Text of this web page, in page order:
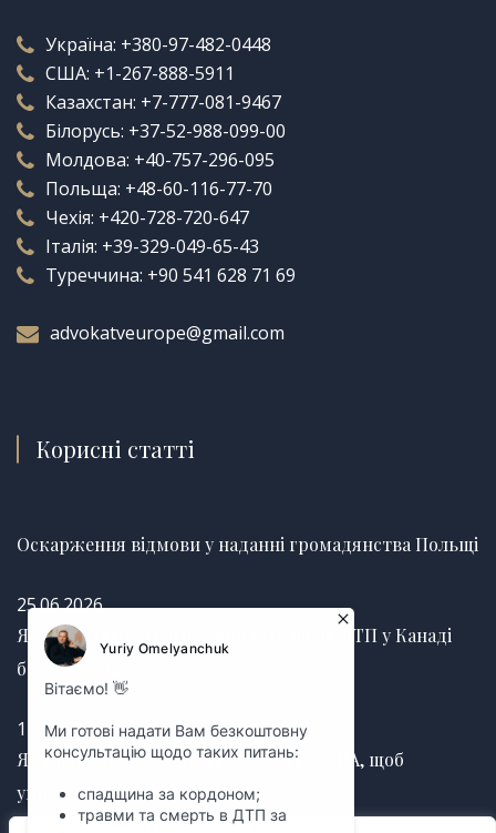
Україна: +380-97-482-0448
США: +1-267-888-5911
Казахстан: +7-777-081-9467
Білорусь: +37-52-988-099-00
Молдова: +40-757-296-095
Польща: +48-60-116-77-70
Чехія: +420-728-720-647
Італія: +39-329-049-65-43
Туреччина: +90 541 628 71 69
advokatveurope@gmail.com
Корисні статті
Оскарження відмови у наданні громадянства Польщі
25.06.2026
Як отримати страхову виплату після ДТП у Канаді
без затримок
12.03.2025
Як правильно оформити заповіт у США, щоб
уникнути судових суперечок